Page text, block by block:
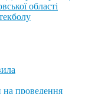
області
проведення